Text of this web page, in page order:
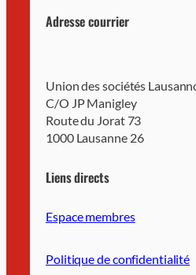
Adresse courrier
Union des sociétés
C/O JP Manigley
Route du Jorat 73
1000 Lausanne 26
Liens directs
Espace membres
Politique de confidentialité